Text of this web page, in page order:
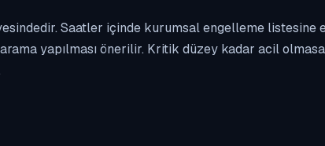
Saatler içinde kurumsal engelleme listesine
yapılması önerilir. Kritik düzey kadar acil